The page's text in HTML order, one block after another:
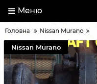
Меню
Головна Nissan Murano
Nissan Murano